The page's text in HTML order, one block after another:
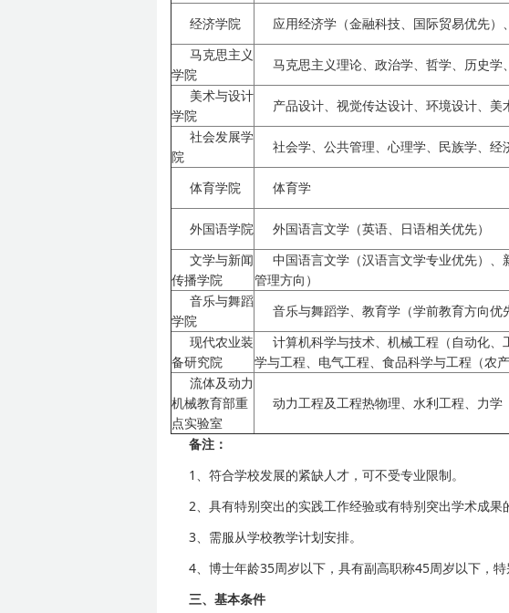
经济学院
应用经济学（金融科技、国际贸易优先）
马克思主义
学院
马克思主义理论、政治学、哲学、历史学
美术与设计
学院
产品设计、视觉传达设计、环境设计、
社会发展学
院
社会学、公共管理、心理学、民族学、经
体育学院
体育学
外国语学院
外国语言文学（英语、日语相关优先）
文学与新闻
传播学院
中国语言文学（汉语言文学专业优先）
管理方向）
音乐与舞蹈
学院
音乐与舞蹈学、教育学（学前教育方向优
现代农业装
备研究院
计算机科学与技术、机械工程（自动化
学与工程、电气工程、食品科学与工程（农
流体及动力
机械教育部重
点实验室
动力工程及工程热物理、水利工程、力学
备注：
1、符合学校发展的紧缺人才，可不受专业限制。
2、具有特别突出的实践工作经验或有特别突出学术成果
3、需服从学校教学计划安排。
4、博士年龄35周岁以下，具有副高职称45周岁以下，特
三、基本条件